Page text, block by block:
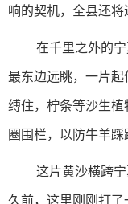
响的契机，全县还将
在千里之外的
最东边远眺，一片
缚住，柠条等沙生
圈围栏，以防牛羊踩
这片黄沙横跨
久前，这里刚刚打了